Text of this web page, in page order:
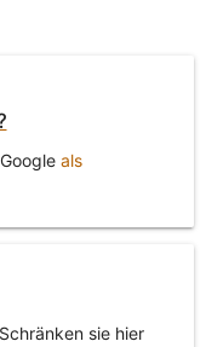
als
sie hier